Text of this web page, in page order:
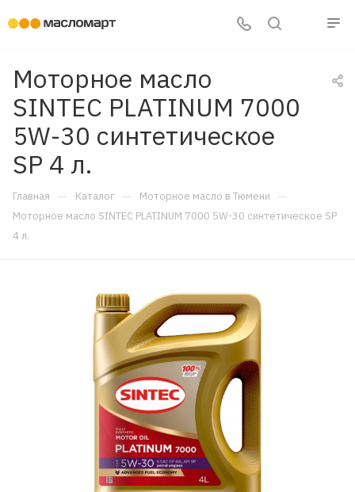
Моторное масло
SINTEC PLATINUM 7000
5W-30 синтетическое
SP 4 л.
Главная — Каталог — Моторное масло в Тюмени —
Моторное масло SINTEC PLATINUM 7000 5W-30 синтетическое SP
4 л.